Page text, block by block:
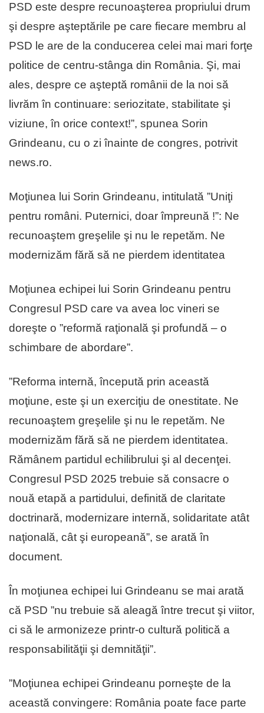
PSD este despre recunoaşterea propriului drum
şi despre aşteptările pe care fiecare membru al
PSD le are de la conducerea celei mai mari forţe
politice de centru-stânga din România. Şi, mai
ales, despre ce aşteptă românii de la noi să
livrăm în continuare: seriozitate, stabilitate şi
viziune, în orice context!”, spunea Sorin
Grindeanu, cu o zi înainte de congres, potrivit
news.ro.
Moţiunea lui Sorin Grindeanu, intitulată ”Uniţi
pentru români. Puternici, doar împreună !”: Ne
recunoaştem greşelile şi nu le repetăm. Ne
modernizăm fără să ne pierdem identitatea
Moţiunea echipei lui Sorin Grindeanu pentru
Congresul PSD care va avea loc vineri se
doreşte o ”reformă raţională şi profundă – o
schimbare de abordare”.
”Reforma internă, începută prin această
moţiune, este şi un exerciţiu de onestitate. Ne
recunoaştem greşelile şi nu le repetăm. Ne
modernizăm fără să ne pierdem identitatea.
Rămânem partidul echilibrului şi al decenţei.
Congresul PSD 2025 trebuie să consacre o
nouă etapă a partidului, definită de claritate
doctrinară, modernizare internă, solidaritate atât
naţională, cât şi europeană”, se arată în
document.
În moţiunea echipei lui Grindeanu se mai arată
că PSD ”nu trebuie să aleagă între trecut şi viitor,
ci să le armonizeze printr-o cultură politică a
responsabilităţii şi demnităţii”.
”Moţiunea echipei Grindeanu porneşte de la
această convingere: România poate face parte